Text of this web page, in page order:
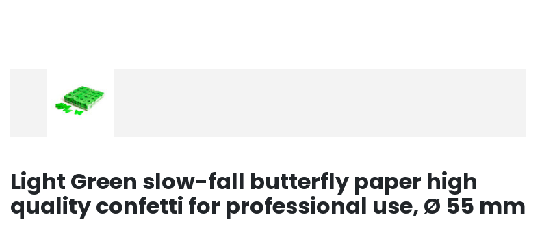
Light Green slow-fall butterfly paper high
quality confetti for professional use, Ø 55 mm